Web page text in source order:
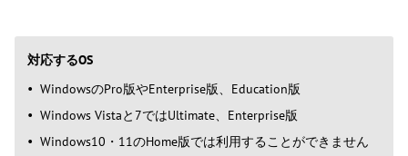
対応するOS
WindowsのPro版やEnterprise版、Education版
Windows Vistaと7ではUltimate、Enterprise版
Windows10・11のHome版では利用することができません